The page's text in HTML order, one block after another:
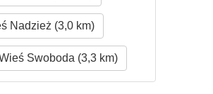
Nadzież (3,0 km)
Swoboda (3,3 km)